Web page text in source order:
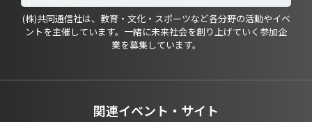
(株)共同通信社は、教育・文化・スポーツなど各分野の活動やイベ
ントを主催しています。一緒に未来社会を創り上げていく参加企
業を募集しています。
関連イベント・サイト